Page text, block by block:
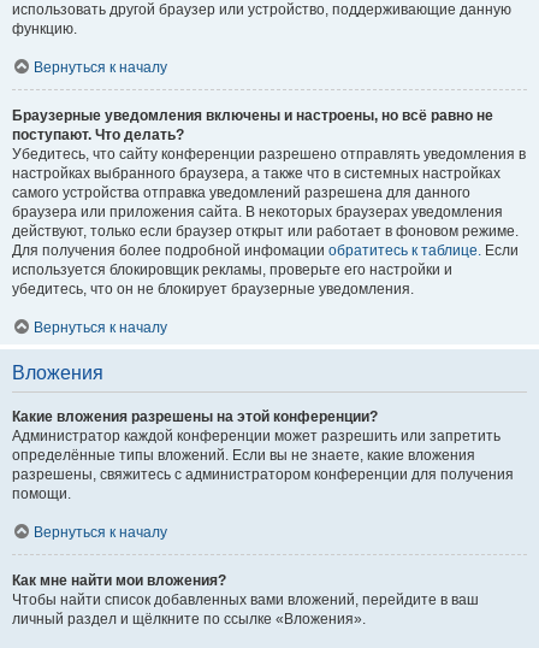
использовать другой браузер или устройство, поддерживающие данную
функцию.
Вернуться к началу
Браузерные уведомления включены и настроены, но всё равно не
поступают. Что делать?
Убедитесь, что сайту конференции разрешено отправлять уведомления в
настройках выбранного браузера, а также что в системных настройках
самого устройства отправка уведомлений разрешена для данного
браузера или приложения сайта. В некоторых браузерах уведомления
действуют, только если браузер открыт или работает в фоновом режиме.
Для получения более подробной инфомации обратитесь к таблице. Если
используется блокировщик рекламы, проверьте его настройки и
убедитесь, что он не блокирует браузерные уведомления.
Вернуться к началу
Вложения
Какие вложения разрешены на этой конференции?
Администратор каждой конференции может разрешить или запретить
определённые типы вложений. Если вы не знаете, какие вложения
разрешены, свяжитесь с администратором конференции для получения
помощи.
Вернуться к началу
Как мне найти мои вложения?
Чтобы найти список добавленных вами вложений, перейдите в ваш
личный раздел и щёлкните по ссылке «Вложения».